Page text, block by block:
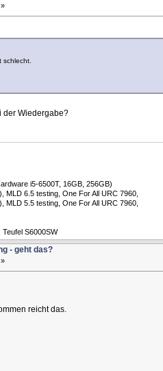
schlecht.
der Wiedergabe?
i5-6500T, 16GB, 256GB)
6.5 testing, One For All URC 7960,
5.5 testing, One For All URC 7960,
S6000SW
- geht das?
reicht das.